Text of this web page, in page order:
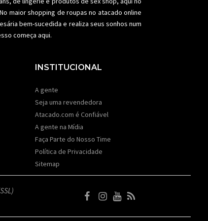
maior shopping de roupas no atacado online
bem-sucedida e realiza seus sonhos num
começa aqui.
INSTITUCIONAL
A gente
Seja uma revendedora
Atacado.com é Confiável
A gente na Mídia
Faça Parte do Nosso Time
Política de Privacidade
Sitemap